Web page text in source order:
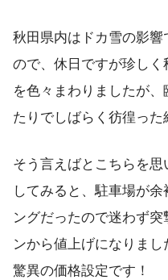
秋田県内はドカ雪の影
ので、休日ですが珍し
を色々まわりましたが
たりでしばらく彷徨っ
そう言えばとこちらを
してみると、駐車場が
ングだったので迷わず
ンから値上げになりまし
驚異の価格設定です！